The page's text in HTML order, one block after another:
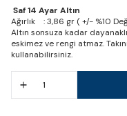
Saf 14 Ayar Altın
Ağırlık : 3,86 gr ( +/- %10
Altın sonsuza kadar
eskimez ve rengi atmaz.
kullanabilirsiniz.